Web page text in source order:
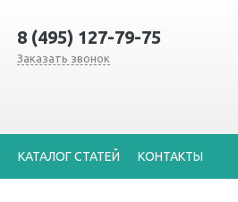
8 (495) 127-79-75
Заказать звонок
КАТАЛОГ СТАТЕЙ КОНТАКТЫ